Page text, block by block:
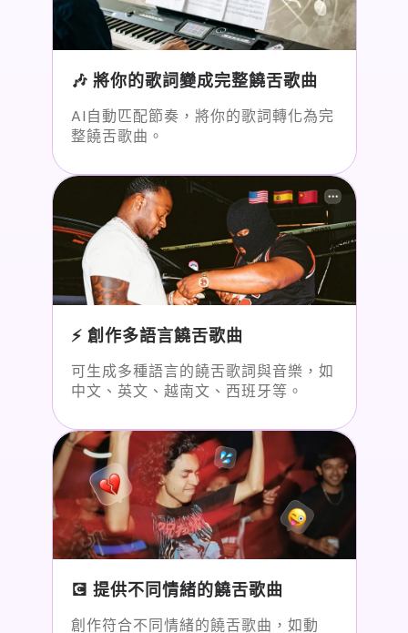
🎶 將你的歌詞變成完整饒舌歌曲
AI自動匹配節奏，將你的歌詞轉化為完
整饒舌歌曲。
⚡ 創作多語言饒舌歌曲
可生成多種語言的饒舌歌詞與音樂，如
中文、英文、越南文、西班牙等。
💽 提供不同情緒的饒舌歌曲
創作符合不同情緒的饒舌歌曲，如動